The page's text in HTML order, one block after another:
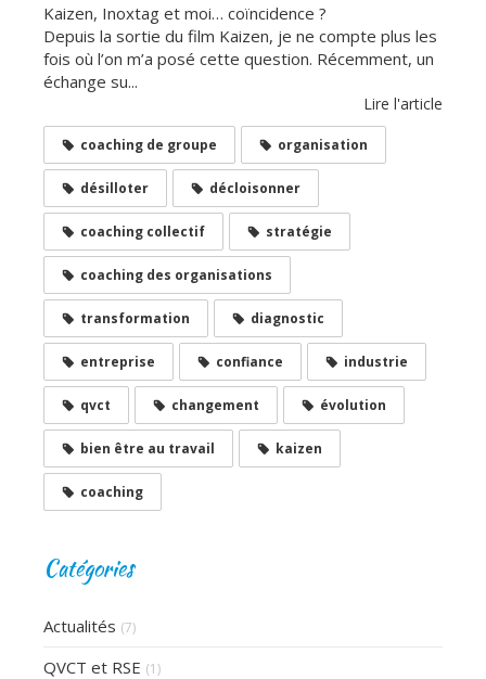
Kaizen, Inoxtag et moi… coïncidence ?
Depuis la sortie du film Kaizen, je ne compte plus les
fois où l’on m’a posé cette question. Récemment, un
échange su...
Lire l'article
coaching de groupe organisation
désilloter décloisonner
coaching collectif stratégie
coaching des organisations
transformation diagnostic
entreprise confiance industrie
qvct changement évolution
bien être au travail kaizen
coaching
Catégories
Actualités (7)
QVCT et RSE (1)